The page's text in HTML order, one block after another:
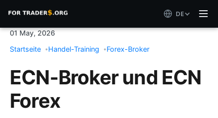
DE
01 May, 2026
Startseite
Handel-Training Forex-Broker
ECN-Broker und ECN
Forex